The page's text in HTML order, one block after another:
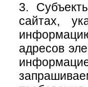
3.
сайтах,
адресов